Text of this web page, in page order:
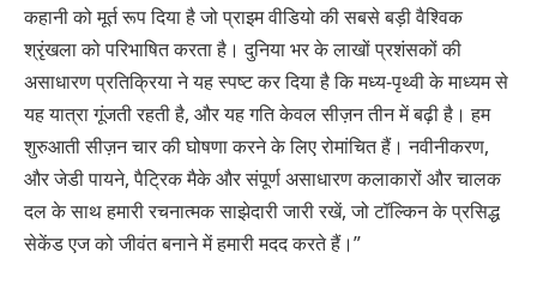
कहानी को मूर्त रूप दिया है जो प्राइम वीडियो की सबसे बड़ी वैश्विक
श्रृंखला को परिभाषित करता है। दुनिया भर के लाखों प्रशंसकों की
असाधारण प्रतिक्रिया ने यह स्पष्ट कर दिया है कि मध्य-पृथ्वी के माध्यम से
यह यात्रा गूंजती रहती है, और यह गति केवल सीज़न तीन में बढ़ी है। हम
शुरुआती सीज़न चार की घोषणा करने के लिए रोमांचित हैं। नवीनीकरण,
और जेडी पायने, पैट्रिक मैके और संपूर्ण असाधारण कलाकारों और चालक
दल के साथ हमारी रचनात्मक साझेदारी जारी रखें, जो टॉल्किन के प्रसिद्ध
सेकेंड एज को जीवंत बनाने में हमारी मदद करते हैं।”